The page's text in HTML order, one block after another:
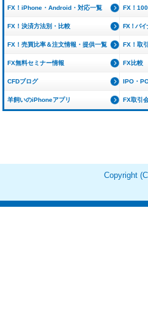
FX！iPhone・Android・対応一覧 FX！
FX！決済方法別・比較 FX！バイ
FX！売買比率＆注文情報・提供一覧 FX！取
FX無料セミナー情報 FX比較
CFDブログ IPO・
羊飼いのiPhoneアプリ FX取引
Copyright